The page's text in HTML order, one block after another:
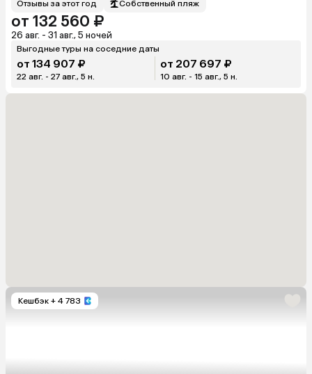
Отзывы за этот год Собственный пляж
от 132 560 ₽
26 авг. - 31 авг., 5 ночей
Выгодные туры на соседние даты
от 134 907 ₽
22 авг. - 27 авг., 5 н.
от 207 697 ₽
10 авг. - 15 авг., 5 н.
Кешбэк + 4 783